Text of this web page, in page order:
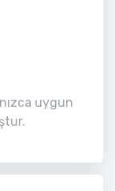
uygun